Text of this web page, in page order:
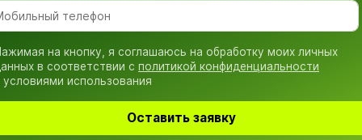
на кнопку, я соглашаюсь на обработку моих личных
в соответствии с политикой конфиденциальности
условиями использования
Оставить заявку